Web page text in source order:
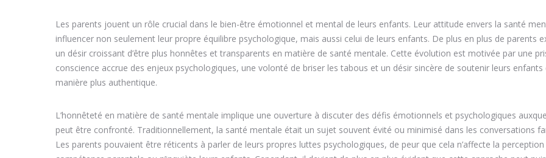
Les parents jouent un rôle crucial dans le bien-être émotionnel et mental de leurs enfants. Leur attitude envers la santé
influencer non seulement leur propre équilibre psychologique, mais aussi celui de leurs enfants. De plus en plus de parents
un désir croissant d’être plus honnêtes et transparents en matière de santé mentale. Cette évolution est motivée par une
conscience accrue des enjeux psychologiques, une volonté de briser les tabous et un désir sincère de soutenir leurs enfants
manière plus authentique.
L’honnêteté en matière de santé mentale implique une ouverture à discuter des défis émotionnels et psychologiques
peut être confronté. Traditionnellement, la santé mentale était un sujet souvent évité ou minimisé dans les conversations
Les parents pouvaient être réticents à parler de leurs propres luttes psychologiques, de peur que cela n’affecte la